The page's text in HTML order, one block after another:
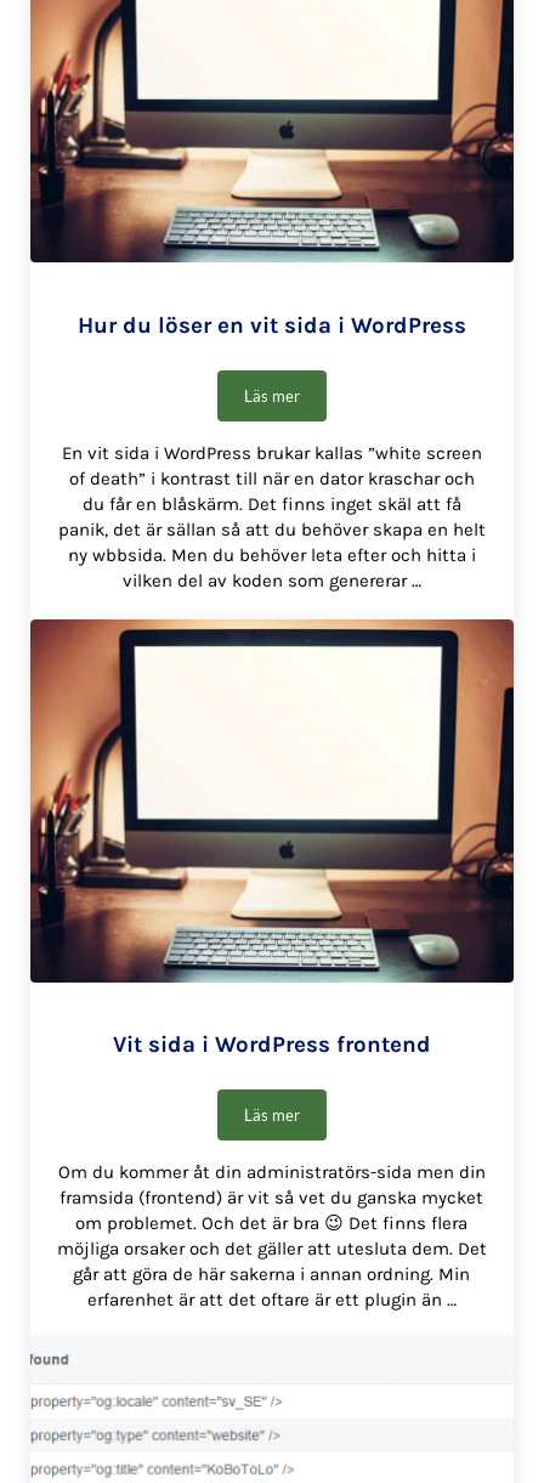
Hur du löser en vit sida i WordPress
Läs merHur du löser en vit sida i WordPress
En vit sida i WordPress brukar kallas ”white screen
of death” i kontrast till när en dator kraschar och
du får en blåskärm. Det finns inget skäl att få
panik, det är sällan så att du behöver skapa en helt
ny wbbsida. Men du behöver leta efter och hitta i
vilken del av koden som genererar …
Vit sida i WordPress frontend
Läs merVit sida i WordPress frontend
Om du kommer åt din administratörs-sida men din
framsida (frontend) är vit så vet du ganska mycket
om problemet. Och det är bra 😉 Det finns flera
möjliga orsaker och det gäller att utesluta dem. Det
går att göra de här sakerna i annan ordning. Min
erfarenhet är att det oftare är ett plugin än …